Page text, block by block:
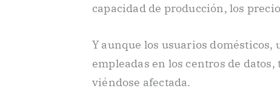
capacidad de producción, los
Y aunque los usuarios
empleadas en los centros de datos,
viéndose afectada.